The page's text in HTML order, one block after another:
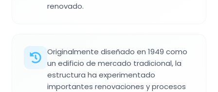
renovado.
Originalmente diseñado en 1949 como
un edificio de mercado tradicional, la
estructura ha experimentado
importantes renovaciones y procesos